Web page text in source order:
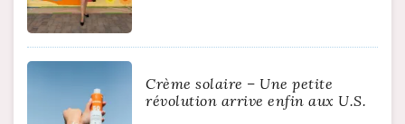
Crème solaire – Une petite
révolution arrive enfin aux U.S.